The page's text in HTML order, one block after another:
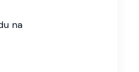
na